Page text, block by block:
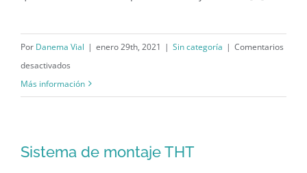
Por Danema Vial | enero 29th, 2021 | Sin categoría | Comentarios
desactivados
Gestión
productos
Más información
Sistema de montaje THT